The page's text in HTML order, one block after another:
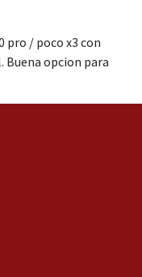
pro / poco x3 con
opcion para